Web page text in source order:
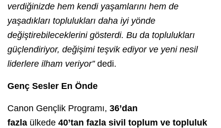
verdiğinizde hem kendi yaşamlarını hem de
yaşadıkları toplulukları daha iyi yönde
değiştirebileceklerini gösterdi. Bu da toplulukları
güçlendiriyor, değişimi teşvik ediyor ve yeni nesil
liderlere ilham veriyor” dedi.
Genç Sesler En Önde
Canon Gençlik Programı, 36’dan
fazla ülkede 40’tan fazla sivil toplum ve topluluk